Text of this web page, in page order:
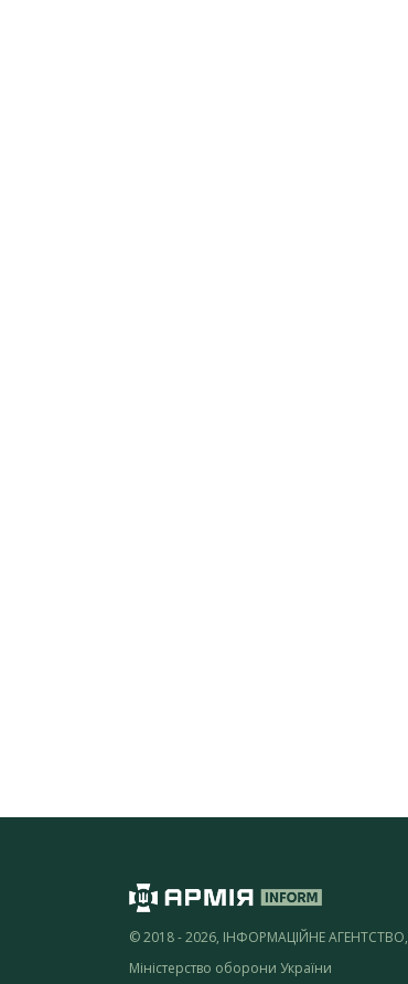
© 2018 - 2026, ІНФОРМАЦІЙНЕ АГЕНТСТВО,
Міністерство оборони України